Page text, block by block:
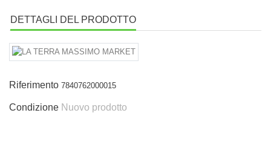
DETTAGLI DEL PRODOTTO
Riferimento 7840762000015
Condizione Nuovo prodotto